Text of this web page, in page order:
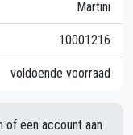
Martini
10001216
voldoende voorraad
of een account aan